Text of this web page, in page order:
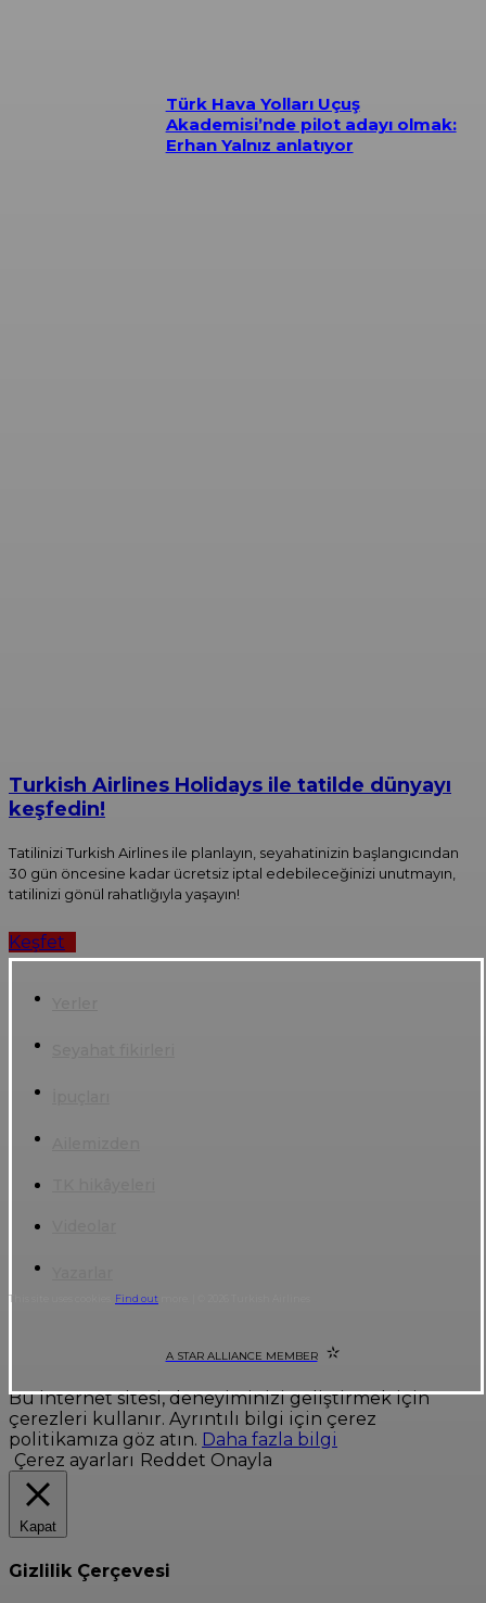
Türk Hava Yolları Uçuş
Akademisi’nde pilot adayı olmak:
Erhan Yalnız anlatıyor
Turkish Airlines Holidays ile tatilde dünyayı
keşfedin!
Tatilinizi Turkish Airlines ile planlayın, seyahatinizin başlangıcından
30 gün öncesine kadar ücretsiz iptal edebileceğinizi unutmayın,
tatilinizi gönül rahatlığıyla yaşayın!
Keşfet
This site uses cookies. Find out
A STAR ALLIANCE MEMBER
Bu internet sitesi, deneyiminizi geliştirmek için
çerezleri kullanır. Ayrıntılı bilgi için çerez
politikamıza göz atın. Daha fazla bilgi
Çerez ayarları Reddet Onayla
Kapat
Gizlilik Çerçevesi